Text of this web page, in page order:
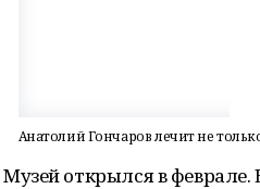
Анатолий Гончаров лечит не
Музей открылся в феврале.